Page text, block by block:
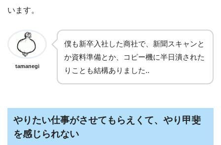
います。
tamanegi
僕も新卒入社した商社で、新聞スキャンと
か資料準備とか、コピー機に半日潰された
りことも結構ありました..
やりたい仕事がさせてもらえくて、やり甲斐
を感じられない